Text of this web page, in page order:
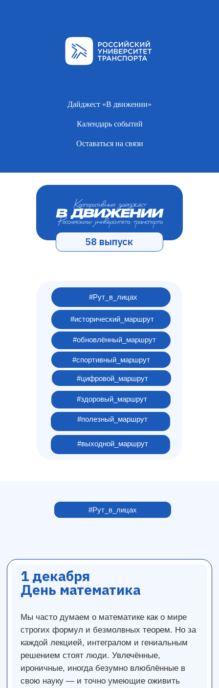
Дайджест «В движении»
Календарь событий
Оставаться на связи
58 выпуск
#спортивный_маршрут
#обновлённый_маршрут
#исторический_маршрут
#здоровый_маршрут
#выходной_маршрут
#полезный_маршрут
#цифровой_маршрут
#Рут_в_лицах
#Рут_в_лицах
Мы часто думаем о математике как о мире
строгих формул и безмолвных теорем. Но за
В честь этого интеллектуального праздника
преподавателем Светланой Клюевой. О
качество, не связанное напрямую с
интеллектом, самое важное для успеха в
математике — читайте в интервью!
1 декабря
День математика